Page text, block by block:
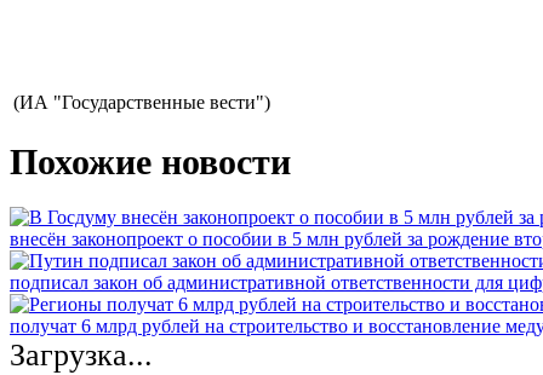
(ИА "Государственные вести")
Похожие новости
внесён законопроект о пособии в 5 млн рублей за рождение
подписал закон об административной ответственности для
получат 6 млрд рублей на строительство и восстановление
Загрузка...